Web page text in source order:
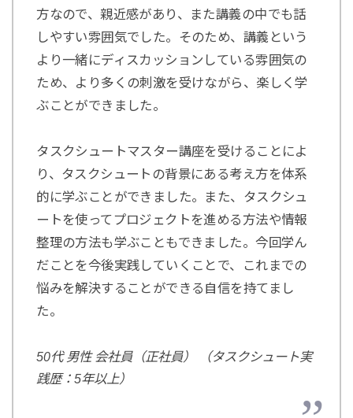
方なので、親近感があり、また講義の中でも話
しやすい雰囲気でした。そのため、講義という
より一緒にディスカッションしている雰囲気の
ため、より多くの刺激を受けながら、楽しく学
ぶことができました。
タスクシュートマスター講座を受けることによ
り、タスクシュートの背景にある考え方を体系
的に学ぶことができました。また、タスクシュ
ートを使ってプロジェクトを進める方法や情報
整理の方法も学ぶこともできました。今回学ん
だことを今後実践していくことで、これまでの
悩みを解決することができる自信を持てまし
た。
50代 男性 会社員（正社員） （タスクシュート実
践歴：5年以上）